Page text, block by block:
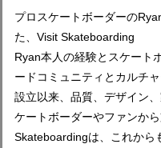
プロスケートボーダーの
た、Visit Skateboarding
Ryan本人の経験とスケート
ードコミュニティとカルチ
設立以来、品質、デザイン
ケートボーダーやファンか
Skateboardingは、これから